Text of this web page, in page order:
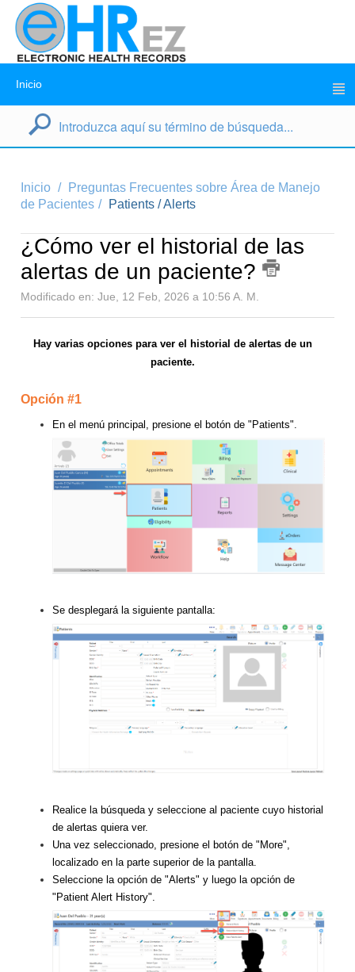
Inicio
Inicio
Preguntas Frecuentes sobre Área de Manejo
de Pacientes
Patients / Alerts
¿Cómo ver el historial de las
alertas de un paciente?
Modificado en: Jue, 12 Feb, 2026 a 10:56 A. M.
Hay varias opciones para ver el historial de alertas de un
paciente.
Opción #1
En el menú principal, presione el botón de "Patients".
Se desplegará la siguiente pantalla:
Realice la búsqueda y seleccione al paciente cuyo historial
de alertas quiera ver.
Una vez seleccionado, presione el botón de "More",
localizado en la parte superior de la pantalla.
Seleccione la opción de "Alerts" y luego la opción de
"Patient Alert History".